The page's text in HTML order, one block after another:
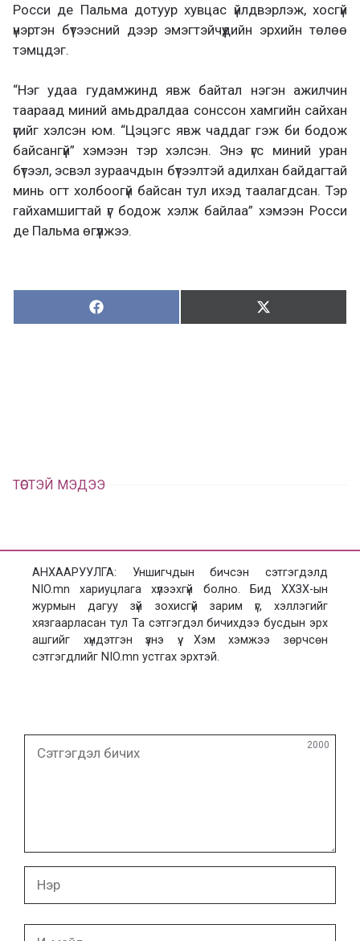
Росси де Пальма дотуур хувцас үйлдвэрлэж, хосгүй
үнэртэн бүтээсний дээр эмэгтэйчүүдийн эрхийн төлөө
тэмцдэг.
“Нэг удаа гудамжинд явж байтал нэгэн ажилчин
таараад миний амьдралдаа сонссон хамгийн сайхан
үгийг хэлсэн юм. “Цэцэгс явж чаддаг гэж би бодож
байсангүй” хэмээн тэр хэлсэн. Энэ үгс миний уран
бүтээл, эсвэл зураачдын бүтээлтэй адилхан байдагтай
минь огт холбоогүй байсан тул ихэд таалагдсан. Тэр
гайхамшигтай үг бодож хэлж байлаа” хэмээн Росси
де Пальма өгүүлжээ.
Хуваалцах:
Х
у
Түгээх:
Т
ТӨСТЭЙ МЭДЭЭ
АНХААРУУЛГА: Уншигчдын бичсэн сэтгэгдэлд
NIO.mn хариуцлага хүлээхгүй болно. Бид ХХЗХ-ын
журмын дагуу зүй зохисгүй зарим үг, хэллэгийг
хязгаарласан тул Та сэтгэгдэл бичихдээ бусдын эрх
ашгийг хүндэтгэн үзнэ үү. Хэм хэмжээ зөрчсөн
сэтгэгдлийг NIO.mn устгах эрхтэй.
бичих
2000